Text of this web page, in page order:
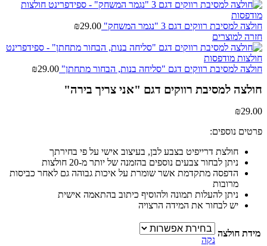
חולצה למסיבת רווקים דגם 3 "נגמר המשחק" ₪29.00
חזרה למוצרים
חולצה למסיבת רווקים דגם "סליחה בנות, הבחור מתחתן" ₪29.00
חולצה למסיבת רווקים דגם "אני צריך בירה"
₪29.00
פרטים נוספים:
חולצת דרייפיט בצבע לבן, בעיצוב אישי על פי בחירתך
ניתן לבחור צבעים נוספים בהזמנה של יותר מ-20 חולצות
הדפסה מתקדמת אשר שומרת על איכות גבוהה גם לאחר כביסות
מרובות
ניתן להעלות תמונה ולהוסיף כיתוב בהתאמה אישית
יש לבחור את המידה הרצויה
מידת חולצה
נקה